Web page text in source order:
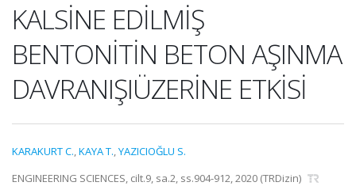
KALSİNE EDİLMİŞ
BENTONİTİN BETON AŞINMA
DAVRANIŞIÜZERİNE ETKİSİ
KARAKURT C.,KAYA T.,YAZICIOĞLU S.
ENGINEERING SCIENCES, cilt.9, sa.2, ss.904-912, 2020 (TRDizin)